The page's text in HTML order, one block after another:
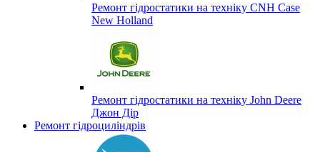
Ремонт гідростатики на техніку CNH Case
New Holland
Ремонт гідростатики на техніку John Deere
Джон Дір
Ремонт гідроциліндрів